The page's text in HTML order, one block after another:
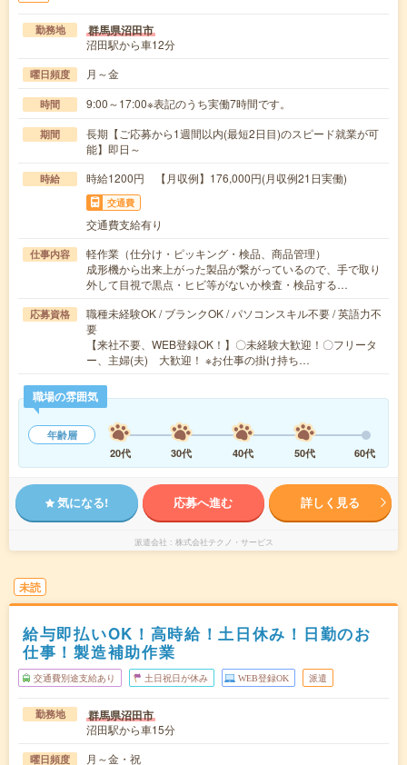
勤務地 群馬県沼田市
沼田駅から車12分
曜日頻度 月～金
時間 9:00～17:00※表記のうち実働7時間です。
期間
長期【ご応募から1週間以内(最短2日目)のスピード就業が可
能】即日～
時給 時給1200円 【月収例】176,000円(月収例21日実働)
交通費
交通費支給有り
仕事内容
軽作業（仕分け・ピッキング・検品、商品管理）
成形機から出来上がった製品が繋がっているので、手で取り
外して目視で黒点・ヒビ等がないか検査・検品する…
応募資格
職種未経験OK / ブランクOK / パソコンスキル不要 / 英語力不
要
【来社不要、WEB登録OK！】〇未経験大歓迎！〇フリータ
ー、主婦(夫) 大歓迎！ ※お仕事の掛け持ち…
職場の雰囲気
年齢層
20代
30代 40代 50代 60代
気になる! 応募へ進む 詳しく見る
派遣会社 株式会社テクノ・サービス
未読
給与即払いOK！高時給！土日休み！日勤のお
仕事！製造補助作業
交通費別途支給あり 土日祝日が休み WEB登録OK 派遣
勤務地 群馬県沼田市
沼田駅から車15分
曜日頻度 月～金・祝